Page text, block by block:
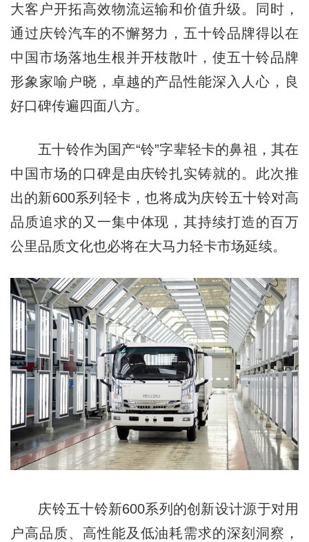
大客户开拓高效物流运输和价值升级。同时，
通过庆铃汽车的不懈努力，五十铃品牌得以在
中国市场落地生根并开枝散叶，使五十铃品牌
形象家喻户晓，卓越的产品性能深入人心，良
好口碑传遍四面八方。
五十铃作为国产“铃”字辈轻卡的鼻祖，其在
中国市场的口碑是由庆铃扎实铸就的。此次推
出的新600系列轻卡，也将成为庆铃五十铃对高
品质追求的又一集中体现，其持续打造的百万
公里品质文化也必将在大马力轻卡市场延续。
庆铃五十铃新600系列的创新设计源于对用
户高品质、高性能及低油耗需求的深刻洞察，